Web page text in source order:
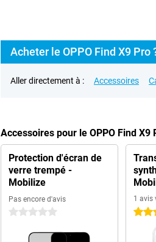
Acheter le OPPO Find X9 Pro
Aller directement à : Accessoires
Accessoires pour le OPPO Find X9
Protection d'écran de
verre trempé -
Mobilize
Pas encore d'avis
0 étoiles
1 avis
4.5